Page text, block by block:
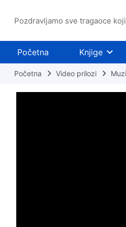
Pozdravljamo sve tragaoce
Početna Knjige
Početna Video prilozi